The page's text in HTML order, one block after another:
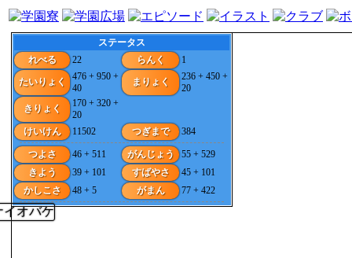
ステータス
れべる
22 らんく
1
たいりょく
476 + 950 +
40
まりょく
236 + 450 +
20
きりょく
170 + 320 +
20
けいけん
11502 つぎまで 384
つよさ 46 + 511 がんじょう
55 + 529
きよう
39 + 101 すばやさ
45 + 101
かしこさ
48 + 5 がまん 77 + 422